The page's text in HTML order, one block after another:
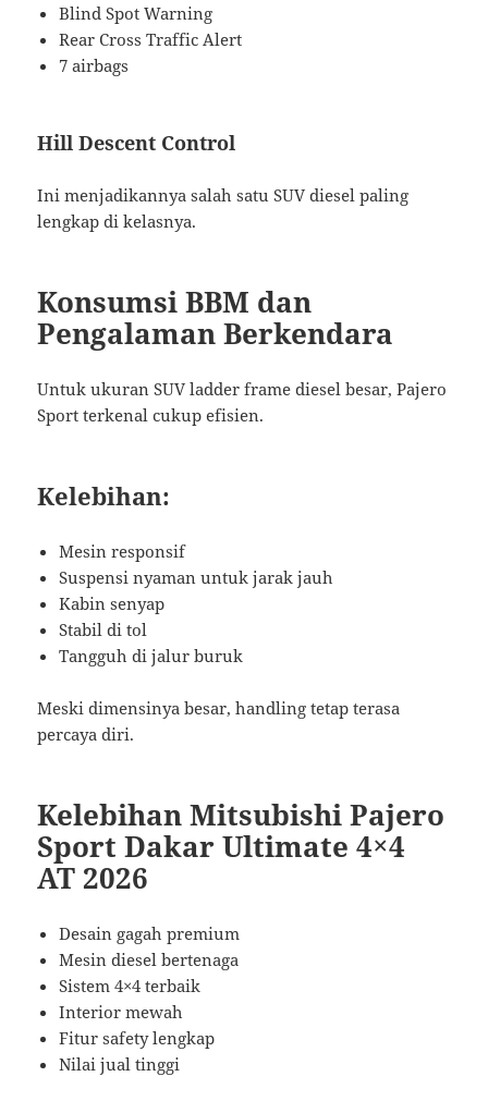
Blind Spot Warning
Rear Cross Traffic Alert
7 airbags
Hill Descent Control
Ini menjadikannya salah satu SUV diesel paling
lengkap di kelasnya.
Konsumsi BBM dan
Pengalaman Berkendara
Untuk ukuran SUV ladder frame diesel besar, Pajero
Sport terkenal cukup efisien.
Kelebihan:
Mesin responsif
Suspensi nyaman untuk jarak jauh
Kabin senyap
Stabil di tol
Tangguh di jalur buruk
Meski dimensinya besar, handling tetap terasa
percaya diri.
Kelebihan Mitsubishi Pajero
Sport Dakar Ultimate 4×4
AT 2026
Desain gagah premium
Mesin diesel bertenaga
Sistem 4×4 terbaik
Interior mewah
Fitur safety lengkap
Nilai jual tinggi